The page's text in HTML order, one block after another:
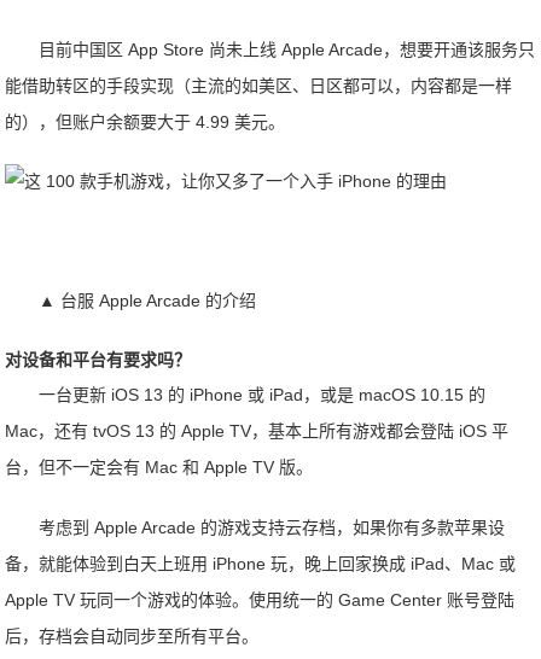
目前中国区 App Store 尚未上线 Apple Arcade，想要开通该服务只
能借助转区的手段实现（主流的如美区、日区都可以，内容都是一样
的），但账户余额要大于 4.99 美元。
▲ 台服 Apple Arcade 的介绍
对设备和平台有要求吗？
一台更新 iOS 13 的 iPhone 或 iPad，或是 macOS 10.15 的
Mac，还有 tvOS 13 的 Apple TV，基本上所有游戏都会登陆 iOS 平
台，但不一定会有 Mac 和 Apple TV 版。
考虑到 Apple Arcade 的游戏支持云存档，如果你有多款苹果设
备，就能体验到白天上班用 iPhone 玩，晚上回家换成 iPad、Mac 或
Apple TV 玩同一个游戏的体验。使用统一的 Game Center 账号登陆
后，存档会自动同步至所有平台。